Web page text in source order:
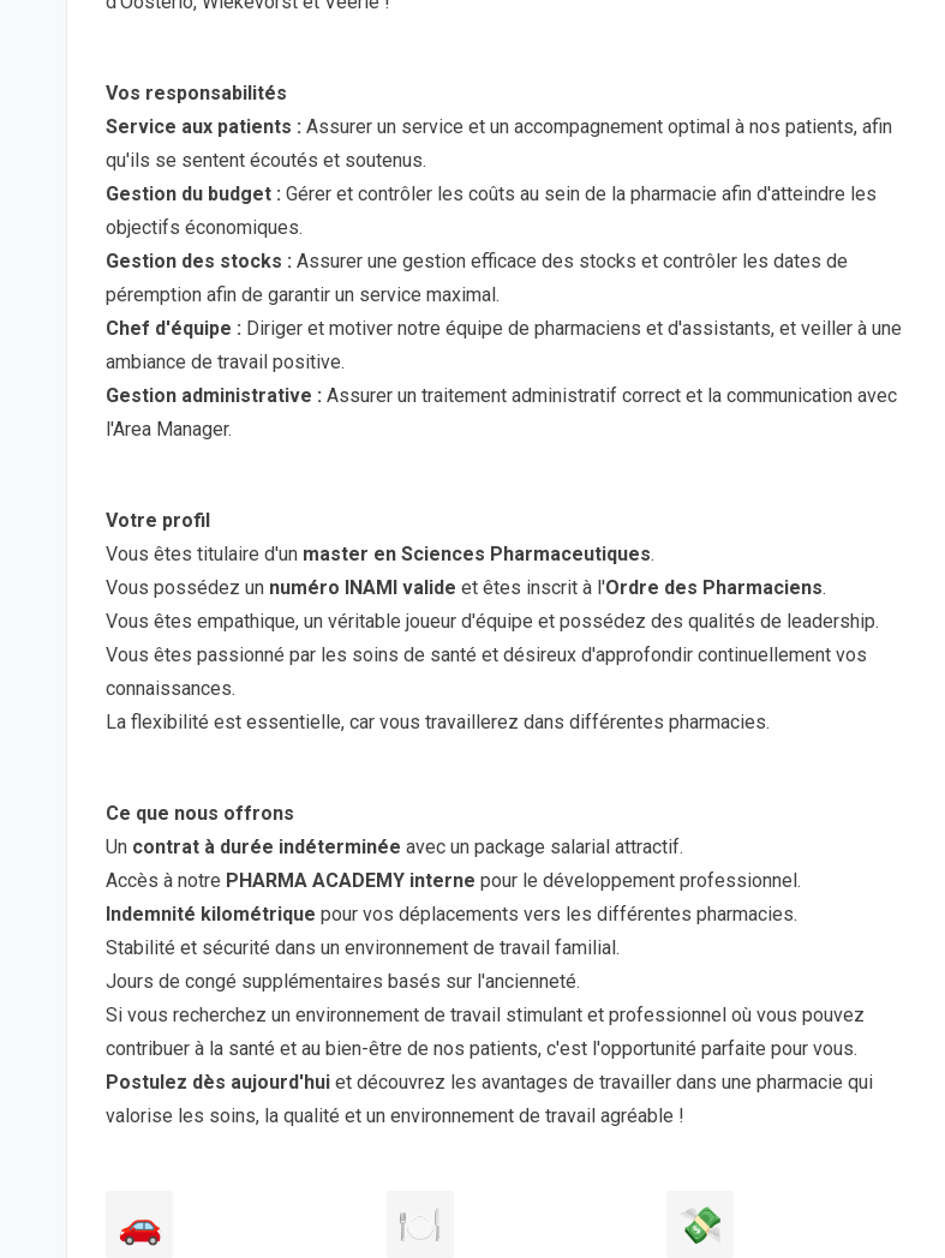
Vos responsabilités
Service aux patients : Assurer un service et un accompagnement optimal à nos patients, afin
qu'ils se sentent écoutés et soutenus.
Gestion du budget : Gérer et contrôler les coûts au sein de la pharmacie afin d'atteindre les
objectifs économiques.
Gestion des stocks : Assurer une gestion efficace des stocks et contrôler les dates de
péremption afin de garantir un service maximal.
Chef d'équipe : Diriger et motiver notre équipe de pharmaciens et d'assistants, et veiller à une
ambiance de travail positive.
Gestion administrative : Assurer un traitement administratif correct et la communication avec
l'Area Manager.
Votre profil
Vous êtes titulaire d'un master en Sciences Pharmaceutiques.
Vous possédez un numéro INAMI valide et êtes inscrit à l'Ordre des Pharmaciens.
Vous êtes empathique, un véritable joueur d'équipe et possédez des qualités de leadership.
Vous êtes passionné par les soins de santé et désireux d'approfondir continuellement vos
connaissances.
La flexibilité est essentielle, car vous travaillerez dans différentes pharmacies.
Ce que nous offrons
Un contrat à durée indéterminée avec un package salarial attractif.
Accès à notre PHARMA ACADEMY interne pour le développement professionnel.
Indemnité kilométrique pour vos déplacements vers les différentes pharmacies.
Stabilité et sécurité dans un environnement de travail familial.
Jours de congé supplémentaires basés sur l'ancienneté.
Si vous recherchez un environnement de travail stimulant et professionnel où vous pouvez
contribuer à la santé et au bien-être de nos patients, c'est l'opportunité parfaite pour vous.
Postulez dès aujourd'hui et découvrez les avantages de travailler dans une pharmacie qui
valorise les soins, la qualité et un environnement de travail agréable !
🚗 🍽️ 💸